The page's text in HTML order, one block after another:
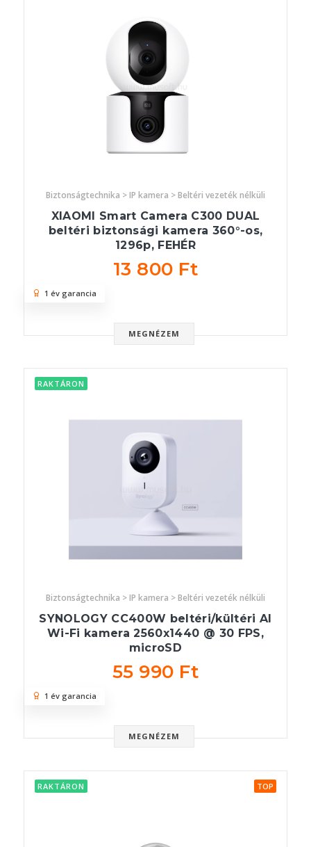
Biztonságtechnika > IP kamera > Beltéri vezeték nélküli
XIAOMI Smart Camera C300 DUAL
beltéri biztonsági kamera 360°-os,
1296p, FEHÉR
13 800 Ft
MEGNÉZEM
1 év garancia
RAKTÁRON
Biztonságtechnika > IP kamera > Beltéri vezeték nélküli
SYNOLOGY CC400W beltéri/kültéri AI
Wi-Fi kamera 2560x1440 @ 30 FPS,
microSD
55 990 Ft
MEGNÉZEM
1 év garancia
RAKTÁRON TOP